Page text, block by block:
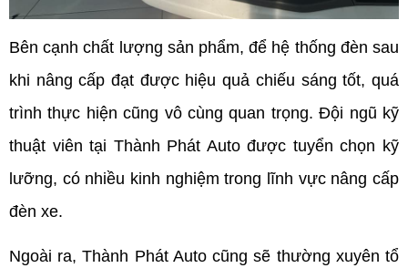
Bên cạnh chất lượng sản phẩm, để hệ thống đèn sau
khi nâng cấp đạt được hiệu quả chiếu sáng tốt, quá
trình thực hiện cũng vô cùng quan trọng. Đội ngũ kỹ
thuật viên tại Thành Phát Auto được tuyển chọn kỹ
lưỡng, có nhiều kinh nghiệm trong lĩnh vực nâng cấp
đèn xe.
Ngoài ra, Thành Phát Auto cũng sẽ thường xuyên tổ